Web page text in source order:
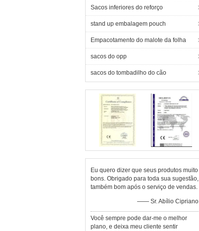
Sacos inferiores do reforço
stand up embalagem pouch
Empacotamento do malote da folha
sacos do opp
sacos do tombadilho do cão
Eu quero dizer que seus produtos muito
bons. Obrigado para toda sua sugestão,
também bom após o serviço de vendas.
—— Sr. Abílio Cipriano
Você sempre pode dar-me o melhor
plano, e deixa meu cliente sentir